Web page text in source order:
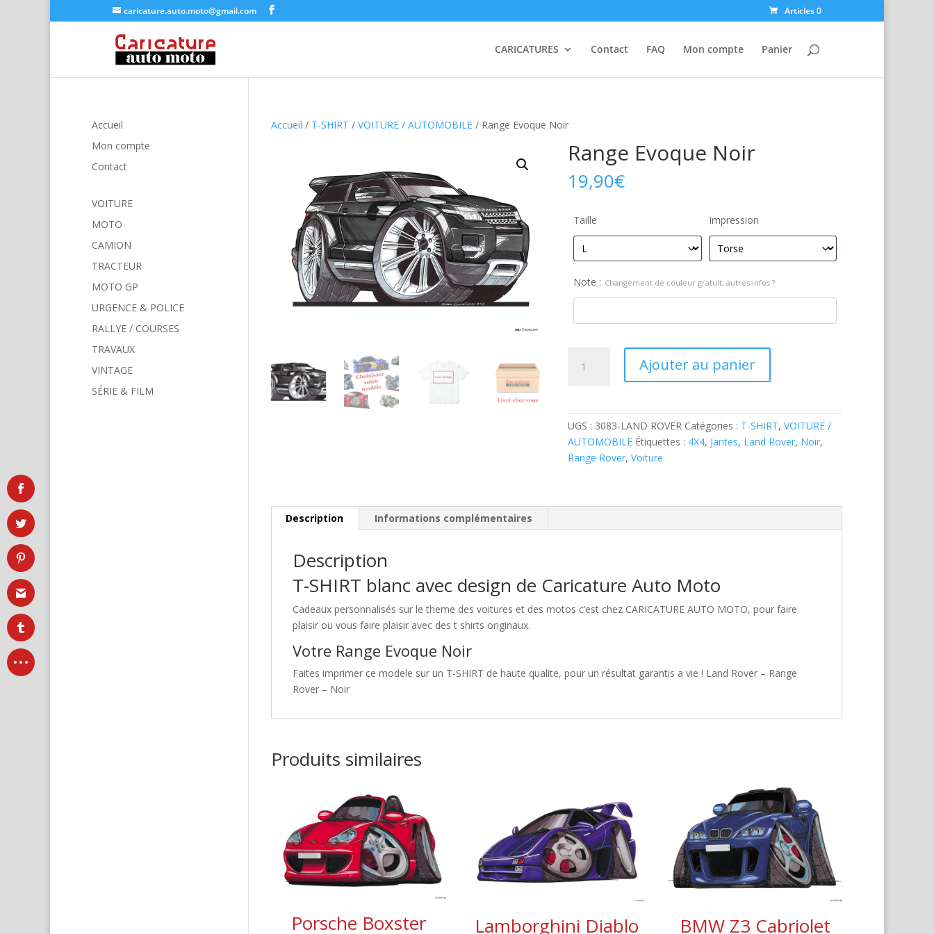
caricature.auto.moto@gmail.com Articles 0
CARICATURES Contact FAQ Mon compte Panier
Accueil / T-SHIRT / VOITURE / AUTOMOBILE/ Range Evoque Noir
Range Evoque Noir
19,90€
Taille Impression
Note : Changement de couleur gratuit, autres infos ?
Ajouter au panier
UGS : 3083-LAND ROVER Catégories : T-SHIRT,VOITURE /
AUTOMOBILE Étiquettes : 4X4, Jantes, Land Rover, Noir,
Range Rover,Voiture
Description Informations complémentaires
Description
T-SHIRT blanc avec design de Caricature Auto Moto
Cadeaux personnalisés sur le theme des voitures et des motos c’est chez CARICATURE AUTO MOTO, pour faire
plaisir ou vous faire plaisir avec des t shirts originaux.
Votre Range Evoque Noir
Faites imprimer ce modele sur un T-SHIRT de haute qualite, pour un résultat garantis a vie ! Land Rover – Range
Rover – Noir
Produits similaires
Porsche Boxster Lamborghini Diablo BMW Z3 Cabriolet
Accueil
Mon compte
Contact
VOITURE
MOTO
CAMION
TRACTEUR
MOTO GP
URGENCE & POLICE
RALLYE / COURSES
TRAVAUX
VINTAGE
SÉRIE & FILM